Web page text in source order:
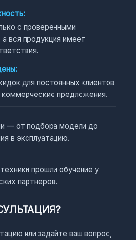
с проверенными
вся продукция имеет
для постоянных клиентов
коммерческие предложения.
— от подбора модели до
в эксплуатацию.
прошли обучение у
партнеров.
или задайте ваш вопрос,